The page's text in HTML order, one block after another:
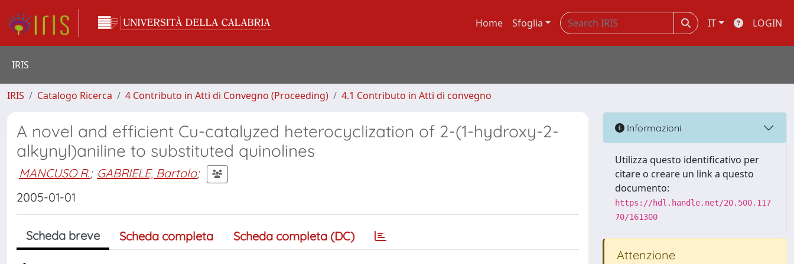
Home Sfoglia IT LOGIN
IRIS
IRIS Catalogo Ricerca 4 Contributo in Atti di Convegno (Proceeding) 4.1 Contributo in Atti di convegno
A novel and efficient Cu-catalyzed heterocyclization of 2-(1-hydroxy-2-
alkynyl)aniline to substituted quinolines
MANCUSO R.; GABRIELE, Bartolo;
2005-01-01
Scheda breve Scheda completa Scheda completa (DC)
Informazioni
Utilizza questo identificativo per
citare o creare un link a questo
documento:
https://hdl.handle.net/20.500.117
70/161300
Attenzione